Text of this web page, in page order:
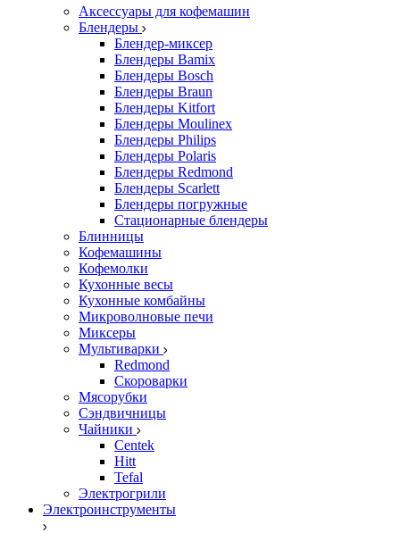
Аксессуары для кофемашин
Блендеры
Блендер-миксер
Блендеры Bamix
Блендеры Bosch
Блендеры Braun
Блендеры Kitfort
Блендеры Moulinex
Блендеры Philips
Блендеры Polaris
Блендеры Redmond
Блендеры Scarlett
Блендеры погружные
Стационарные блендеры
Блинницы
Кофемашины
Кофемолки
Кухонные весы
Кухонные комбайны
Микроволновые печи
Миксеры
Мультиварки
Redmond
Скороварки
Мясорубки
Сэндвичницы
Чайники
Centek
Hitt
Tefal
Электрогрили
Электроинструменты